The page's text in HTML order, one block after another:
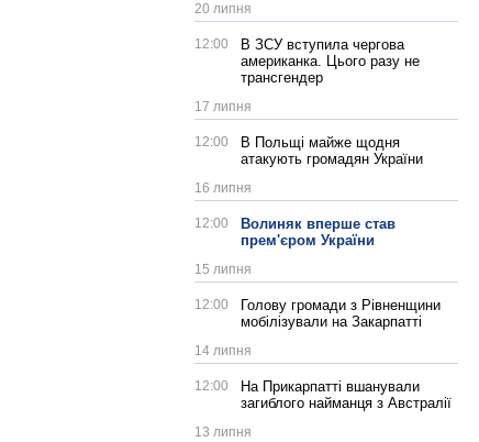
20 липня
12:00
В ЗСУ вступила чергова
американка. Цього разу не
трансгендер
17 липня
12:00
В Польщі майже щодня
атакують громадян України
16 липня
12:00
Волиняк вперше став
прем'єром України
15 липня
12:00
Голову громади з Рівненщини
мобілізували на Закарпатті
14 липня
12:00
На Прикарпатті вшанували
загиблого найманця з Австралії
13 липня